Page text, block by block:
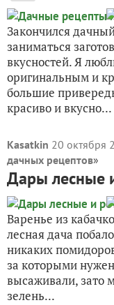
Закончился
заниматься
вкусностей. Я
оригинальным и
большие
красиво и вкусно...
Kasatkin 20 октября
дачных рецептов»
Дары лесные
Варенье из
лесная дача
никаких
за которыми
высаживали, зато
зелень...